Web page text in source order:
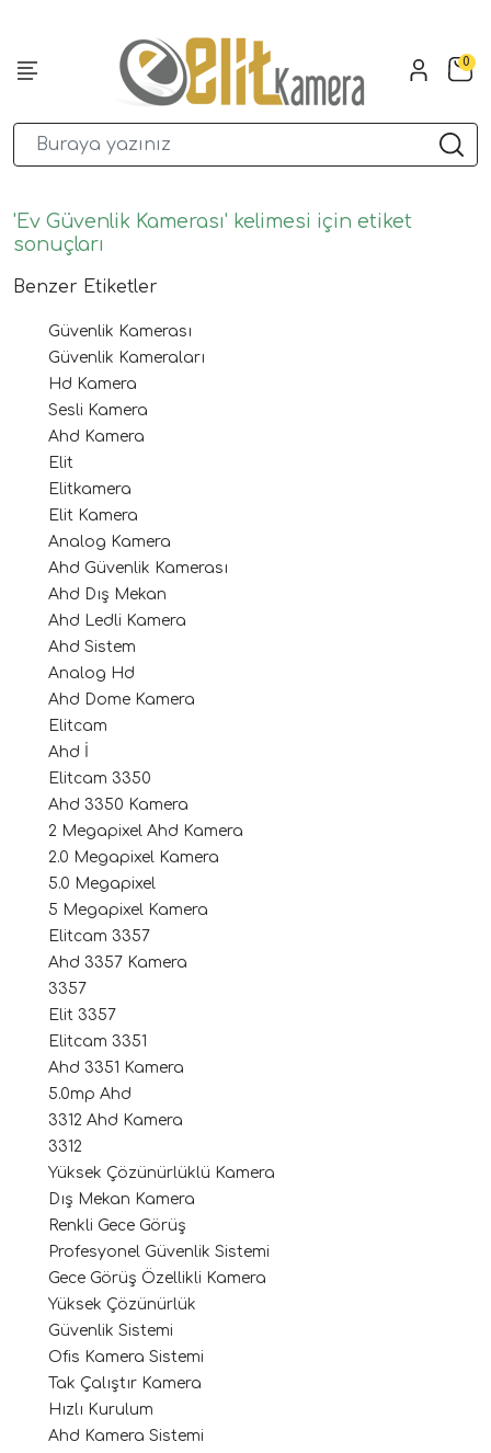
0
'Ev Güvenlik Kamerası' kelimesi için etiket
sonuçları
Benzer Etiketler
Güvenlik Kamerası
Güvenlik Kameraları
Hd Kamera
Sesli Kamera
Ahd Kamera
Elit
Elitkamera
Elit Kamera
Analog Kamera
Ahd Güvenlik Kamerası
Ahd Dış Mekan
Ahd Ledli Kamera
Ahd Sistem
Analog Hd
Ahd Dome Kamera
Elitcam
Ahd İ
Elitcam 3350
Ahd 3350 Kamera
2 Megapixel Ahd Kamera
2.0 Megapixel Kamera
5.0 Megapixel
5 Megapixel Kamera
Elitcam 3357
Ahd 3357 Kamera
3357
Elit 3357
Elitcam 3351
Ahd 3351 Kamera
5.0mp Ahd
3312 Ahd Kamera
3312
Yüksek Çözünürlüklü Kamera
Dış Mekan Kamera
Renkli Gece Görüş
Profesyonel Güvenlik Sistemi
Gece Görüş Özellikli Kamera
Yüksek Çözünürlük
Güvenlik Sistemi
Ofis Kamera Sistemi
Tak Çalıştır Kamera
Hızlı Kurulum
Ahd Kamera Sistemi